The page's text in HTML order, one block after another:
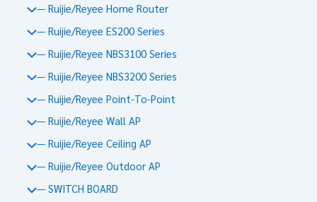
— Ruijie/Reyee Home Router
— Ruijie/Reyee ES200 Series
— Ruijie/Reyee NBS3100 Series
— Ruijie/Reyee NBS3200 Series
— Ruijie/Reyee Point-To-Point
— Ruijie/Reyee Wall AP
— Ruijie/Reyee Ceiling AP
— Ruijie/Reyee Outdoor AP
— SWITCH BOARD